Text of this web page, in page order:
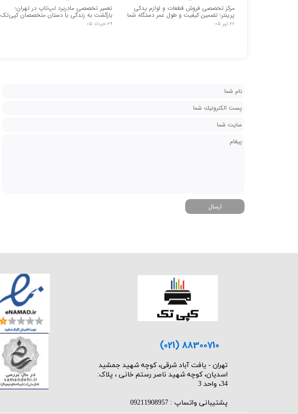
مرکز تخصصی فروش قطعات و لوازم یدکی
پرینتر؛ تضمین کیفیت و طول عمر دستگاه شما
۲۲ تیر ۰۵
تعمیر تخصصی مادربرد لپ‌تاپ در تهران؛
بازگشت به زندگی با دستان متخصصان کپی‌تک
۲۹ خرداد ۰۵
ارسال
(021) 88300710
​تهران - یافت آباد شرقی، کوچه شهید جمشید
اسدیان، کوچه شهید ناصر رستم خانی ، پلاک:
34، واحد 3
پشتیبانی واتساپ : 09211908957